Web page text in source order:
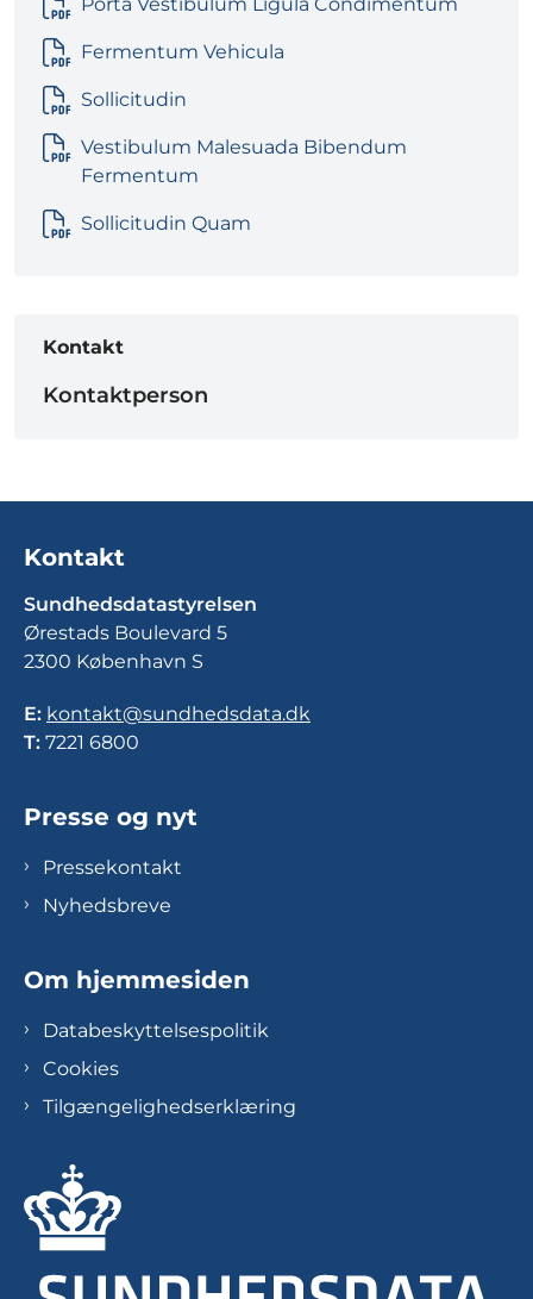
Porta Vestibulum Ligula Condimentum
Fermentum Vehicula
Sollicitudin
Vestibulum Malesuada Bibendum
Fermentum
Sollicitudin Quam
Kontakt
Kontaktperson
Kontakt
Sundhedsdatastyrelsen
Ørestads Boulevard 5
2300 København S
E: kontakt@sundhedsdata.dk
T: 7221 6800
Presse og nyt
Pressekontakt
Nyhedsbreve
Om hjemmesiden
Databeskyttelsespolitik
Cookies
Tilgængelighedserklæring